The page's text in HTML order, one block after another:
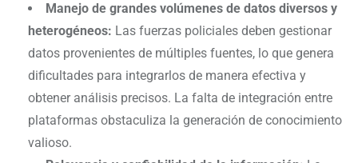
Manejo de grandes volúmenes de datos diversos y
heterogéneos: Las fuerzas policiales deben gestionar
datos provenientes de múltiples fuentes, lo que genera
dificultades para integrarlos de manera efectiva y
obtener análisis precisos. La falta de integración entre
plataformas obstaculiza la generación de conocimiento
valioso.